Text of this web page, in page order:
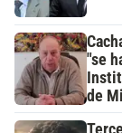
"se
de